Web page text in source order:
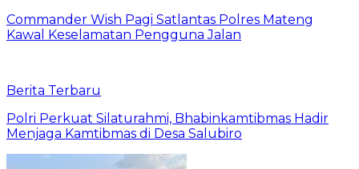
Commander Wish Pagi Satlantas Polres Mateng
Kawal Keselamatan Pengguna Jalan
Berita Terbaru
Polri Perkuat Silaturahmi, Bhabinkamtibmas Hadir
Menjaga Kamtibmas di Desa Salubiro